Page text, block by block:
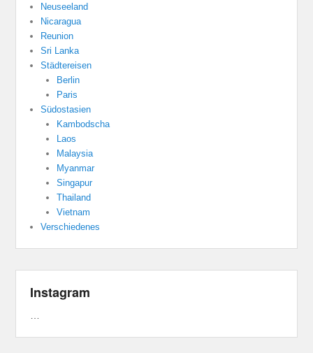
Neuseeland
Nicaragua
Reunion
Sri Lanka
Städtereisen
Berlin
Paris
Südostasien
Kambodscha
Laos
Malaysia
Myanmar
Singapur
Thailand
Vietnam
Verschiedenes
Instagram